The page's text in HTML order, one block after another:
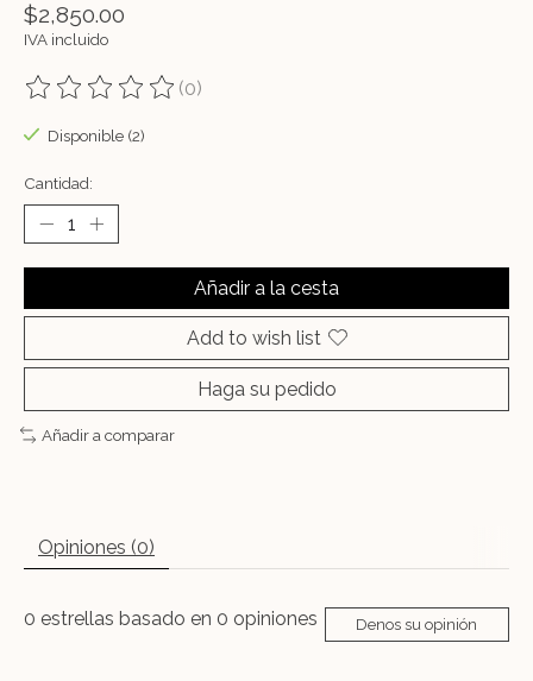
$2,850.00
IVA incluido
The rating of this product is
(0)
Disponible (2)
Cantidad:
Añadir a la cesta
Add to wish list
Haga su pedido
Añadir a comparar
Opiniones (0)
0 estrellas basado en 0 opiniones Denos su opinión